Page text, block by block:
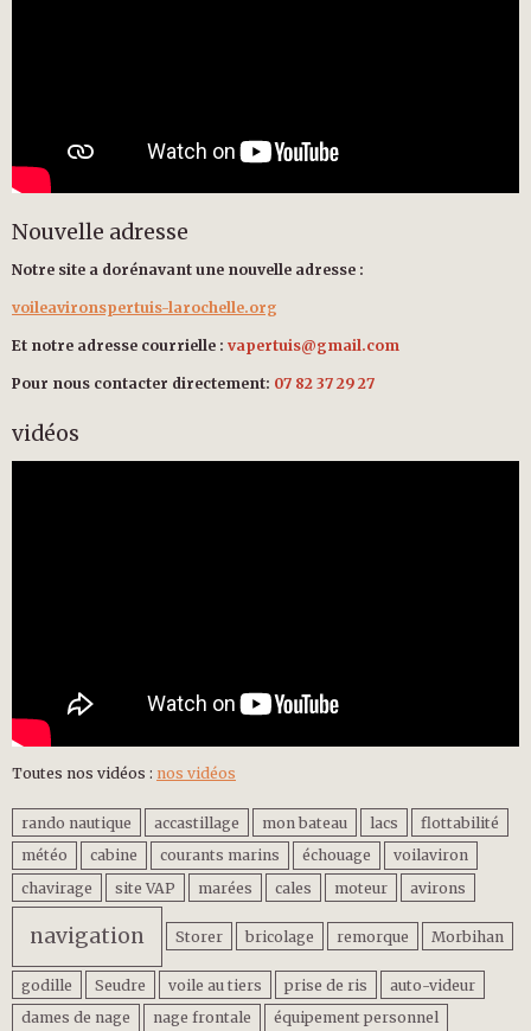
Nouvelle adresse
Notre site a dorénavant une nouvelle adresse :
voileavironspertuis-larochelle.org
Et notre adresse courrielle : vapertuis@gmail.com
Pour nous contacter directement: 07 82 37 29 27
vidéos
Toutes nos vidéos : nos vidéos
rando nautique accastillage mon bateau lacs
flottabilité
météo
cabine courants marins échouage
voilaviron
chavirage
site VAP marées cales moteur avirons
navigation Storer bricolage remorque Morbihan
godille Seudre voile au tiers prise de ris
auto-videur
dames de nage
nage frontale équipement personnel